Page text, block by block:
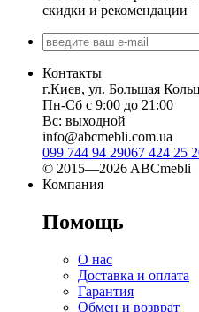
скидки и рекомендации
Контакты
г.Киев, ул. Большая
Пн-Сб с 9:00 до 21:00
Вс: выходной
info@abcmebli.com.ua
099 744 94 29067 424 25
© 2015—2026 ABCmebli
Компания
Помощь
О нас
Доставка и оплата
Гарантия
Обмен и возврат